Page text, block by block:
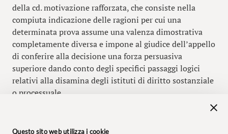
Questo sito web utilizza i cookie
della cd. motivazione rafforzata, che consiste nella
compiuta indicazione delle ragioni per cui una
determinata prova assume una valenza dimostrativa
completamente diversa e impone al giudice dell’appello
di conferire alla decisione una forza persuasiva
superiore dando conto degli specifici passaggi logici
relativi alla disamina degli istituti di diritto sostanziale
o processuale.